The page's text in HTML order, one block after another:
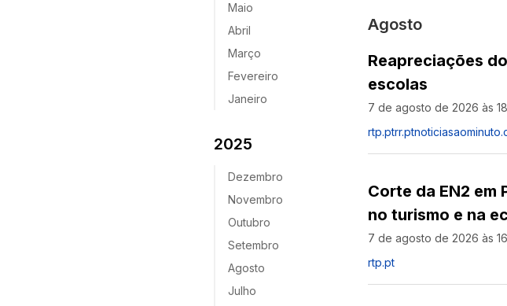
Maio
Abril
Março
Fevereiro
Janeiro
2025
Dezembro
Novembro
Outubro
Setembro
Agosto
Julho
Agosto
Reapreciações
escolas
7 de agosto de 2026 às
rtp.ptrr.pt
Corte da EN2
no turismo e na
7 de agosto de 2026 às
rtp.pt